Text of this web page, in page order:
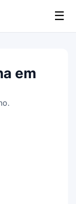
☰
em